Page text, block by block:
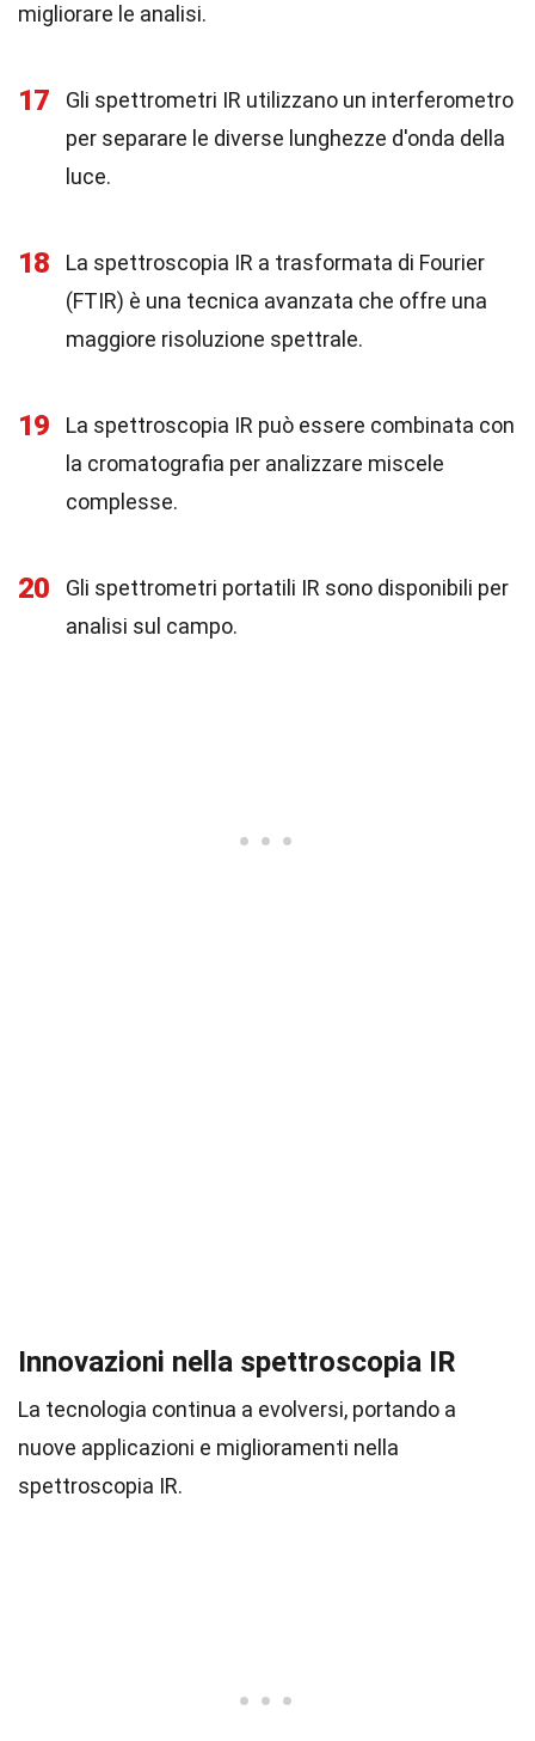
migliorare le analisi.
17
Gli spettrometri IR utilizzano un interferometro
per separare le diverse lunghezze d'onda della
luce.
18
La spettroscopia IR a trasformata di Fourier
(FTIR) è una tecnica avanzata che offre una
maggiore risoluzione spettrale.
19
La spettroscopia IR può essere combinata con
la cromatografia per analizzare miscele
complesse.
20
Gli spettrometri portatili IR sono disponibili per
analisi sul campo.
Innovazioni nella spettroscopia IR
La tecnologia continua a evolversi, portando a
nuove applicazioni e miglioramenti nella
spettroscopia IR.